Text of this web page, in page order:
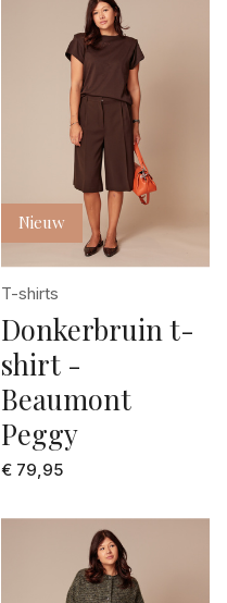
Nieuw
T-shirts
Donkerbruin t-
shirt -
Beaumont
Peggy
€ 79,95